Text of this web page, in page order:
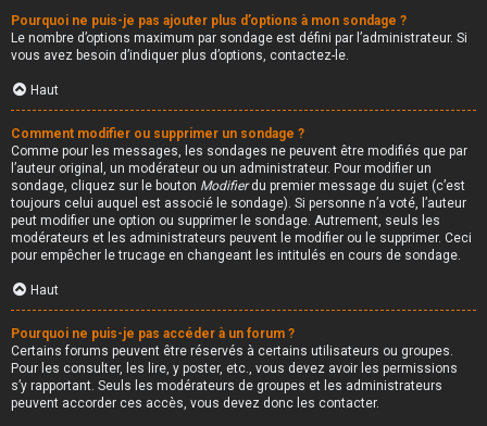
Pourquoi ne puis-je pas ajouter plus d’options à mon sondage ?
Le nombre d’options maximum par sondage est défini par l’administrateur. Si
vous avez besoin d’indiquer plus d’options, contactez-le.
Haut
Comment modifier ou supprimer un sondage ?
Comme pour les messages, les sondages ne peuvent être modifiés que par
l’auteur original, un modérateur ou un administrateur. Pour modifier un
sondage, cliquez sur le bouton Modifierdu premier message du sujet (c’est
toujours celui auquel est associé le sondage). Si personne n’a voté, l’auteur
peut modifier une option ou supprimer le sondage. Autrement, seuls les
modérateurs et les administrateurs peuvent le modifier ou le supprimer. Ceci
pour empêcher le trucage en changeant les intitulés en cours de sondage.
Haut
Pourquoi ne puis-je pas accéder à un forum ?
Certains forums peuvent être réservés à certains utilisateurs ou groupes.
Pour les consulter, les lire, y poster, etc., vous devez avoir les permissions
s’y rapportant. Seuls les modérateurs de groupes et les administrateurs
peuvent accorder ces accès, vous devez donc les contacter.